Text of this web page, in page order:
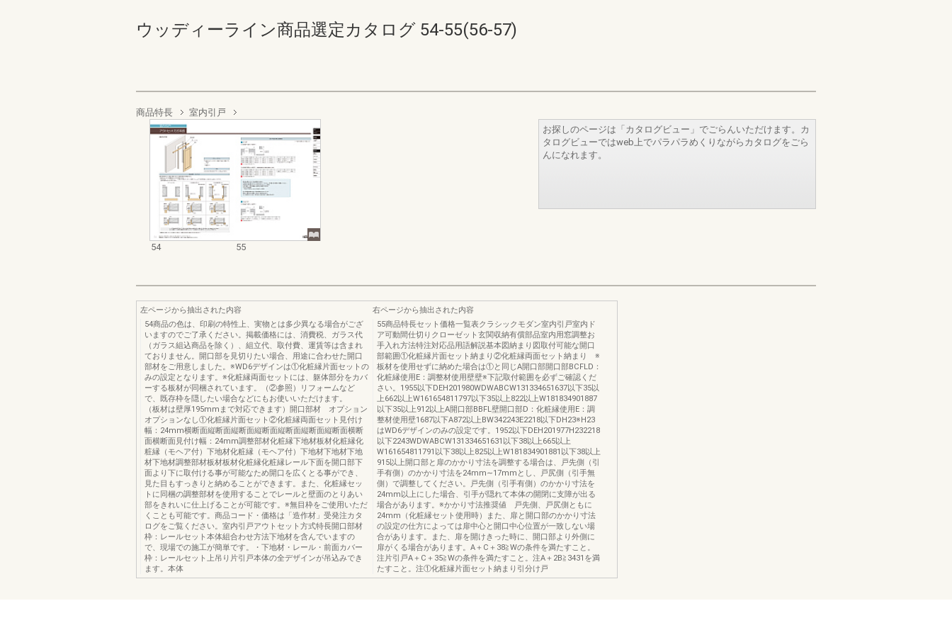
ウッディーライン商品選定カタログ 54-55(56-57)
商品特長 室内引戸
54 55
お探しのページは「カタログビュー」でごらんいただけます。カ
タログビューではweb上でパラパラめくりながらカタログをごら
んになれます。
左ページから抽出された内容
54商品の色は、印刷の特性上、実物とは多少異なる場合がござ
いますのでご了承ください。掲載価格には、消費税、ガラス代
（ガラス組込商品を除く）、組立代、取付費、運賃等は含まれ
ておりません。開口部を見切りたい場合、用途に合わせた開口
部材をご用意しました。※WD6デザインは①化粧縁片面セットの
みの設定となります。※化粧縁両面セットには、躯体部分をカバ
ーする板材が同梱されています。（②参照）リフォームなど
で、既存枠を隠したい場合などにもお使いいただけます。
（板材は壁厚195mmまで対応できます）開口部材 オプション
オプションなし①化粧縁片面セット②化粧縁両面セット見付け
幅：24mm横断面縦断面縦断面縦断面縦断面縦断面縦断面横断
面横断面見付け幅：24mm調整部材化粧縁下地材板材化粧縁化
粧縁（モヘア付）下地材化粧縁（モヘア付）下地材下地材下地
材下地材調整部材板材板材化粧縁化粧縁レール下面を開口部下
面より下に取付ける事が可能なため開口を広くとる事ができ、
見た目もすっきりと納めることができます。また、化粧縁セッ
トに同梱の調整部材を使用することでレールと壁面のとりあい
部をきれいに仕上げることが可能です。※無目枠をご使用いただ
くことも可能です。商品コード・価格は「造作材」受発注カタ
ログをご覧ください。室内引戸アウトセット方式特長開口部材
枠：レールセット本体組合わせ方法下地材を含んでいますの
で、現場での施工が簡単です。・下地材・レール・前面カバー
枠：レールセット上吊り片引戸本体の全デザインが吊込みでき
ます。本体
右ページから抽出された内容
55商品特長セット価格一覧表クラシックモダン室内引戸室内ド
ア可動間仕切りクローゼット玄関収納有償部品室内用窓調整お
手入れ方法特注対応品用語解説基本図納まり図取付可能な開口
部範囲①化粧縁片面セット納まり②化粧縁両面セット納まり ※
板材を使用せずに納めた場合は①と同じA開口部開口部BCFLD：
化粧縁使用E：調整材使用壁壁※下記取付範囲を必ずご確認くだ
さい。1955以下DEH201980WDWABCW131334651637以下35以
上662以上W161654811797以下35以上822以上W181834901887
以下35以上912以上A開口部BBFL壁開口部D：化粧縁使用E：調
整材使用壁1687以下A872以上BW342243E2218以下DH23※H23
はWD6デザインのみの設定です。1952以下DEH201977H232218
以下2243WDWABCW131334651631以下38以上665以上
W161654811791以下38以上825以上W181834901881以下38以上
915以上開口部と扉のかかり寸法を調整する場合は、戸先側（引
手有側）のかかり寸法を24mm∼17mmとし、戸尻側（引手無
側）で調整してください。戸先側（引手有側）のかかり寸法を
24mm以上にした場合、引手が隠れて本体の開閉に支障が出る
場合があります。※かかり寸法推奨値 戸先側、戸尻側ともに
24mm（化粧縁セット使用時）また、扉と開口部のかかり寸法
の設定の仕方によっては扉中心と開口中心位置が一致しない場
合があります。また、扉を開けきった時に、開口部より外側に
扉がくる場合があります。A＋C＋38≧Wの条件を満たすこと。
注片引戸A＋C＋35≧Wの条件を満たすこと。注A＋2B≧3431を満
たすこと。注①化粧縁片面セット納まり引分け戸